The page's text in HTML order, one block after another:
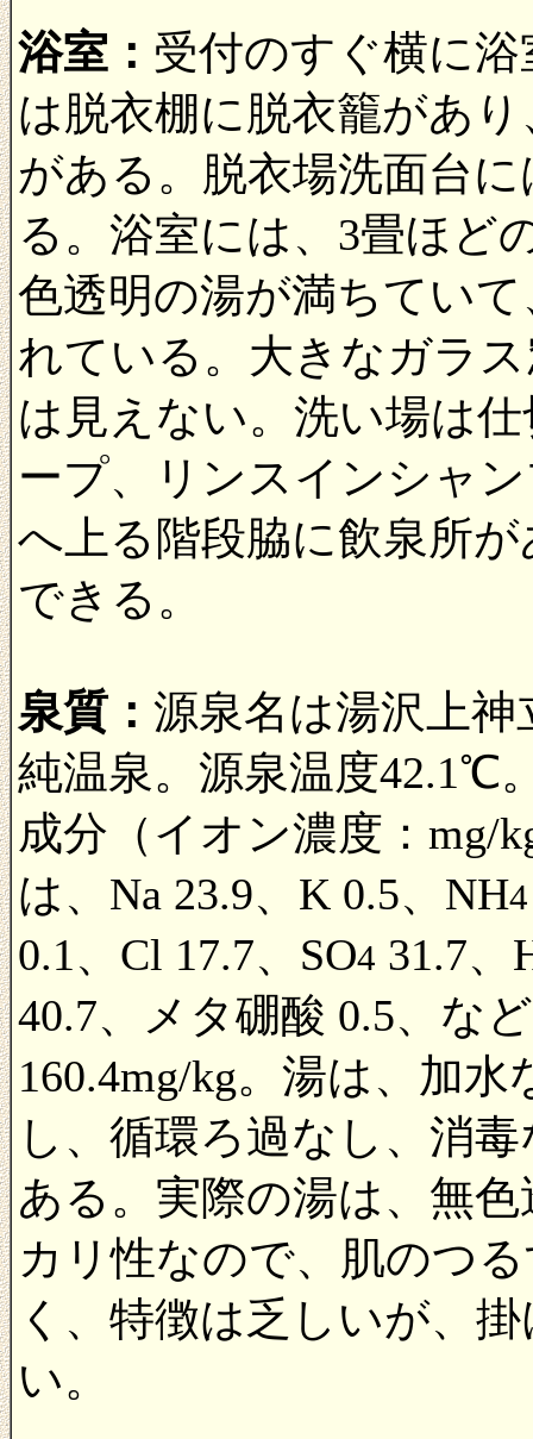
浴室： 受付のすぐ横に
は脱衣棚に脱衣籠があ
がある。脱衣場洗面台
る。浴室には、3畳ほど
色透明の湯が満ちてい
れている。大きなガラ
は見えない。洗い場は
ープ、リンスインシャ
へ上る階段脇に飲泉所
できる。
泉質： 源泉名は湯沢上
純温泉。源泉温度42.1℃
成分（イオン濃度：mg/
は、Na 23.9、K 0.5、NH4
0.1、Cl 17.7、SO4 31.7、
40.7、メタ硼酸 0.5、な
160.4mg/kg。湯は、加
し、循環ろ過なし、消
ある。実際の湯は、無
カリ性なので、肌のつ
く、特徴は乏しいが、
い。